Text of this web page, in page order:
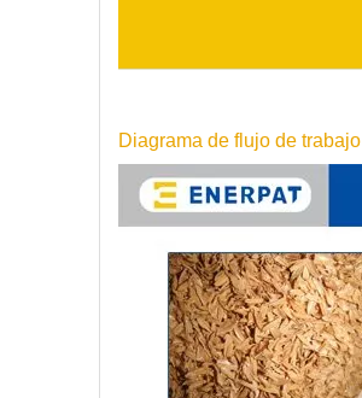
Diagrama de flujo de trabajo